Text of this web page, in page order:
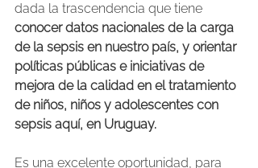
dada la trascendencia que tiene
conocer datos nacionales de la carga
de la sepsis en nuestro país, y orientar
políticas públicas e iniciativas de
mejora de la calidad en el tratamiento
de niños, niños y adolescentes con
sepsis aquí, en Uruguay.
Es una excelente oportunidad, para